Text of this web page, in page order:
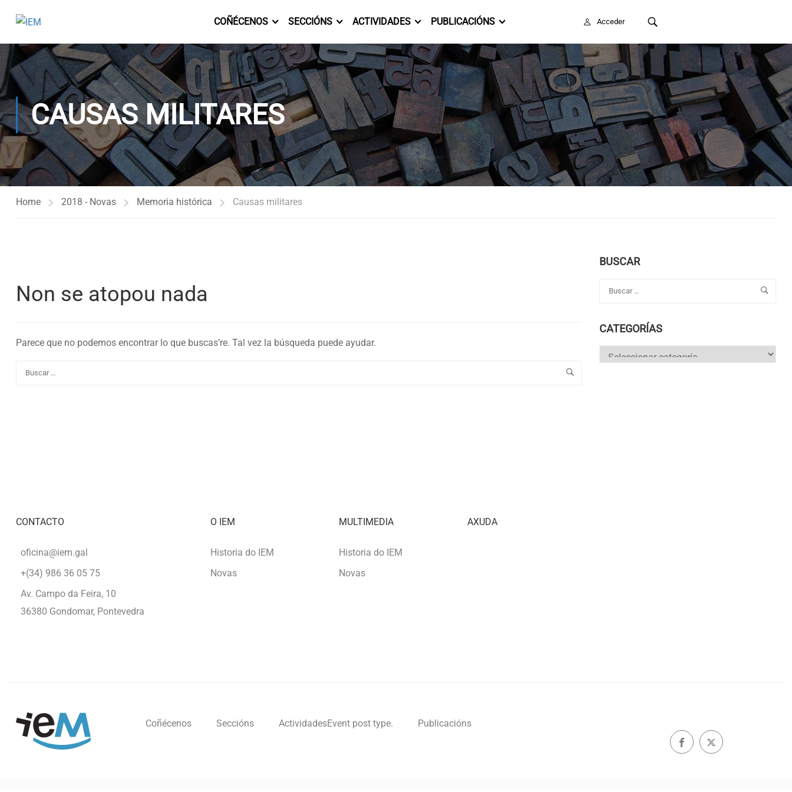
COÑÉCENOS SECCIÓNS ACTIVIDADES PUBLICACIÓNS Acceder
CAUSAS MILITARES
Home 2018 - Novas Memoria histórica Causas militares
Non se atopou nada
Parece que no podemos encontrar lo que buscas’re. Tal vez la búsqueda puede ayudar.
BUSCAR
CATEGORÍAS
Categorías
CONTACTO
oficina@iem.gal
+(34) 986 36 05 75
Av. Campo da Feira, 10
36380 Gondomar, Pontevedra
O IEM
Historia do IEM
Novas
MULTIMEDIA
Historia do IEM
Novas
AXUDA
Coñécenos Seccións ActividadesEvent post type. Publicacións